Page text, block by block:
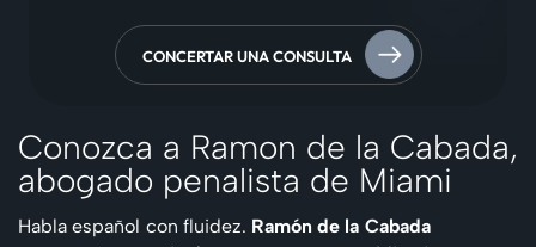
CONCERTAR UNA CONSULTA
Conozca a Ramon de la Cabada,
abogado penalista de Miami
Habla español con fluidez. Ramón de la Cabada